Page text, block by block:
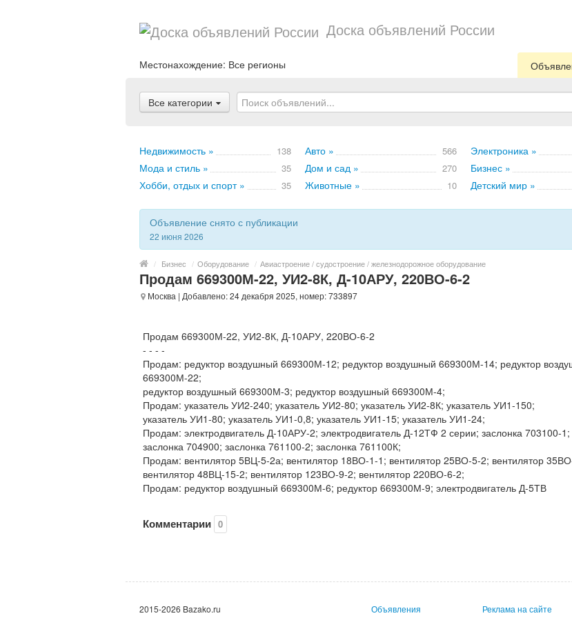
Доска объявлений России
Местонахождение: Все регионы
Все категории
Недвижимость » 138 Авто » 566 Электроника »
Мода и стиль » 35 Дом и сад » 270 Бизнес »
Хобби, отдых и спорт » 35 Животные » 10 Детский мир »
Объявление снято с публикации
22 июня 2026
/ Бизнес / Оборудование / Авиастроение / судостроение / железнодорожное оборудование
Продам 669300М-22, УИ2-8К, Д-10АРУ, 220ВО-6-2
Москва | Добавлено: 24 декабря 2025, номер: 733897
Продам 669300М-22, УИ2-8К, Д-10АРУ, 220ВО-6-2
- - - -
Продам: редуктор воздушный 669300М-12; редуктор воздушный 669300М-14; редуктор
669300М-22;
редуктор воздушный 669300М-3; редуктор воздушный 669300М-4;
Продам: указатель УИ2-240; указатель УИ2-80; указатель УИ2-8К; указатель УИ1-150;
указатель УИ1-80; указатель УИ1-0,8; указатель УИ1-15; указатель УИ1-24;
Продам: электродвигатель Д-10АРУ-2; электродвигатель Д-12ТФ 2 серии; заслонка 703100-1;
заслонка 704900; заслонка 761100-2; заслонка 761100К;
Продам: вентилятор 5ВЦ-5-2а; вентилятор 18ВО-1-1; вентилятор 25ВО-5-2; вентилятор
вентилятор 48ВЦ-15-2; вентилятор 123ВО-9-2; вентилятор 220ВО-6-2;
Продам: редуктор воздушный 669300М-6; редуктор 669300М-9; электродвигатель Д-5ТВ
Комментарии 0
2015-2026 Bazako.ru Объявления Реклама на сайте